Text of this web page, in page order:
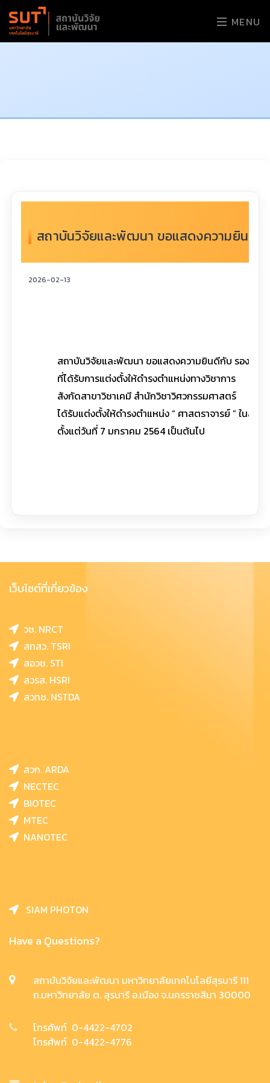
MENU
สถาบันวิจัยและพัฒนา ขอแสดงความยินดีกั
2026-02-13
สถาบันวิจัยและพัฒนา ขอแสดงความยินดีกับ รองศาส
ที่ได้รับการแต่งตั้งให้ดำรงตำแหน่งทางวิชาการ
สังกัดสาขาวิชาเคมี สำนักวิชาวิศวกรรมศาสตร์
ได้รับแต่งตั้งให้ดำรงตำแหน่ง “ ศาสตราจารย์ ” ในสาข
ตั้งแต่วันที่ 7 มกราคม 2564 เป็นต้นไป
เว็บไซต์ที่เกี่ยวข้อง
วช. NRCT
สทสว. TSRI
สอวช. STI
สวรส. HSRI
สวทช. NSTDA
สวก. ARDA
NECTEC
BIOTEC
MTEC
NANOTEC
SIAM PHOTON
Have a Questions?
สถาบันวิจัยและพัฒนา มหาวิทยาลัยเทคโนโลยีสุรนารี 111
ถ.มหาวิทยาลัย ต. สุรนารี อ.เมือง จ.นครราชสีมา 30000
โทรศัพท์ 0-4422-4702
โทรศัพท์ 0-4422-4776